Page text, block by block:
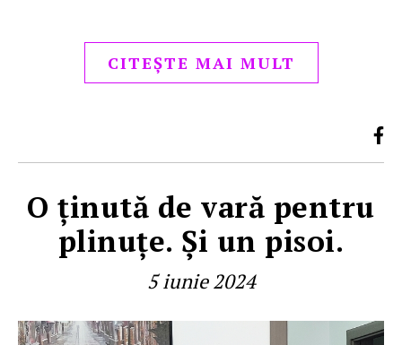
CITEȘTE MAI MULT
O ţinută de vară pentru
plinuţe. Şi un pisoi.
5 iunie 2024